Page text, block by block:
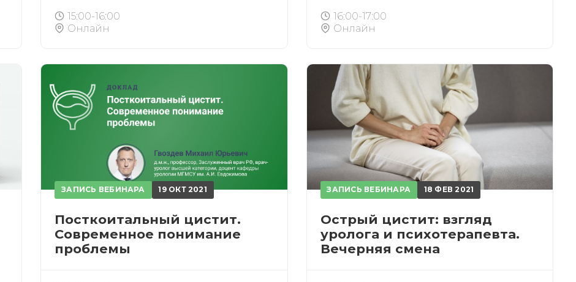
15:00-16:00
Онлайн
16:00-17:00
Онлайн
ЗАПИСЬ ВЕБИНАРА 19 ОКТ 2021
Посткоитальный цистит.
Современное понимание
проблемы
ЗАПИСЬ ВЕБИНАРА 18 ФЕВ 2021
Острый цистит: взгляд
уролога и психотерапевта.
Вечерняя смена
ЗАРЕГИСТРИРОВАТЬСЯ
ПОЛУЧИТЬ
Подтвердите списание баллов
После подтверждения медкоины будут списаны с Вашего счета.
ПОЛУЧИТЬ ОТМЕНА
Приобретено